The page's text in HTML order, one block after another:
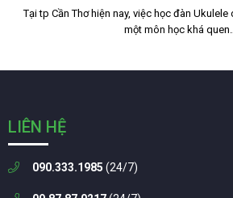
Tại tp Cần Thơ hiện nay, việc học đàn
một môn học khá quen…
LIÊN HỆ
090.333.1985 (24/7)